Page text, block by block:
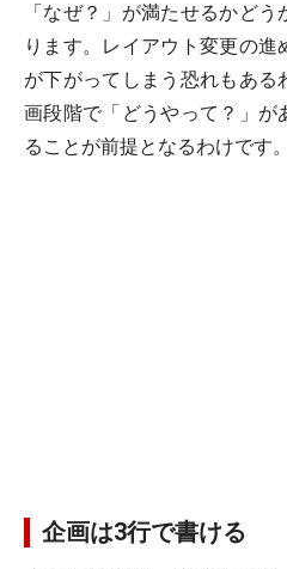
「なぜ？」が満たせるかど
ります。レイアウト変更の
が下がってしまう恐れもある
画段階で「どうやって？」が
ることが前提となるわけです。
企画は3行で書ける